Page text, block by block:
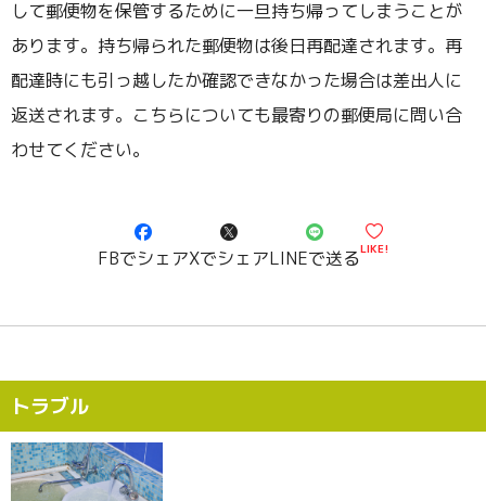
して郵便物を保管するために一旦持ち帰ってしまうことが
あります。持ち帰られた郵便物は後日再配達されます。再
配達時にも引っ越したか確認できなかった場合は差出人に
返送されます。こちらについても最寄りの郵便局に問い合
わせてください。
FBでシェアXでシェアLINEで送るLIKE!
トラブル